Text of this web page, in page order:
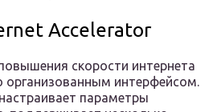
Accelerator
скорости интернета
организованным интерфейсом.
параметры